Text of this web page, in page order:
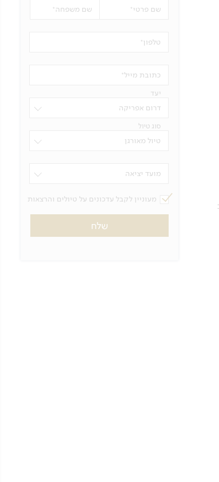
שם פרטי שם משפחה
טלפון
כתובת מייל
יעד
דרום אפריקה
סוג טיול
טיול מאורגן
מועד יציאה
מעוניין לקבל עדכונים על טיולים והרצאות